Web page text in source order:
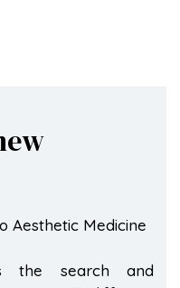
Aesthetic Medicine
the search and